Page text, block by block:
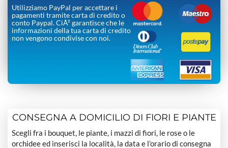
Utilizziamo PayPal per accettare i
pagamenti tramite carta di credito o
conto Paypal. CiÃ² garantisce che le
informazioni della tua carta di credito
non vengono condivise con noi.
CONSEGNA A DOMICILIO DI FIORI E PIANTE
Scegli fra i bouquet, le piante, i mazzi di fiori, le rose o le
orchidee ed inserisci la località, la data e l’orario di consegna